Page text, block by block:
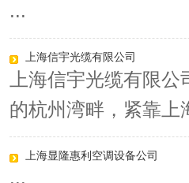
...
上海信宇光缆有限公司
上海信宇光缆有限
的杭州湾畔，紧靠上
上海显隆惠利空调设备公司
...